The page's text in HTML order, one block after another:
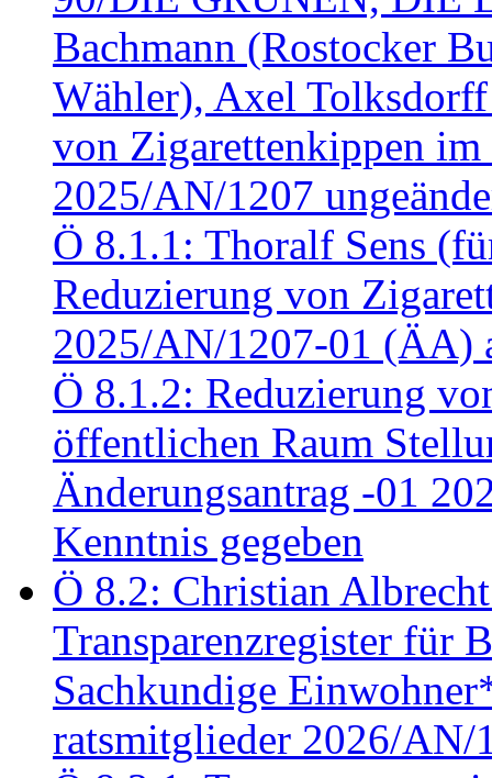
Bachmann (Rostocker
Wähler), Axel
von Zigarettenkippen
2025/AN/1207
Ö 8.1.1: Thoralf Sens
Reduzierung von
2025/AN/1207-01 (ÄA)
Ö 8.1.2: Reduzierung
öffentlichen Raum
Änderungsantrag -01
Kenntnis gegeben
Ö 8.2: Christian
Transparenzregister für
Sachkundige
ratsmitglieder 2026/AN/